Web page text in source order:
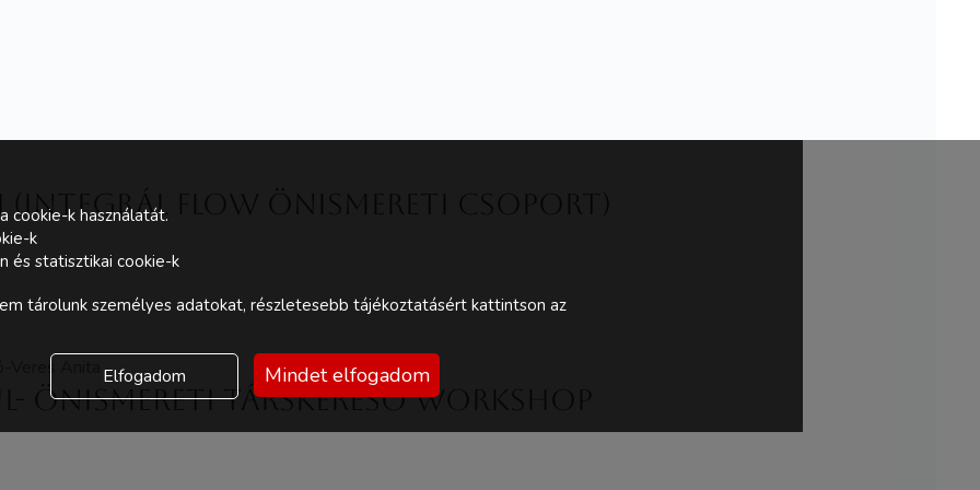
(Integrál Flow önismereti csoport)
Anita
önismereti társkereső workshop
cookie-k használatát.
k
és statisztikai cookie-k
tárolunk személyes adatokat, részletesebb tájékoztatásért kattintson az
Elfogadom Mindet elfogadom